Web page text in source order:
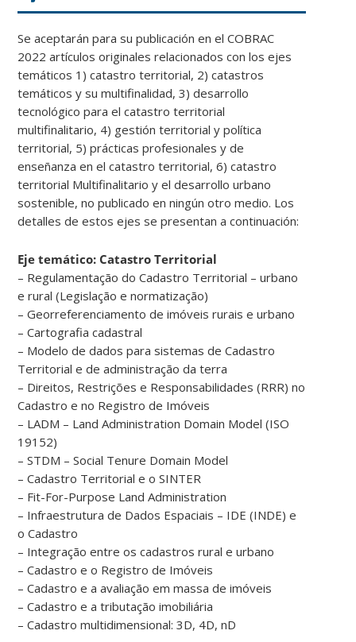
Se aceptarán para su publicación en el COBRAC
2022 artículos originales relacionados con los ejes
temáticos 1) catastro territorial, 2) catastros
temáticos y su multifinalidad, 3) desarrollo
tecnológico para el catastro territorial
multifinalitario, 4) gestión territorial y política
territorial, 5) prácticas profesionales y de
enseñanza en el catastro territorial, 6) catastro
territorial Multifinalitario y el desarrollo urbano
sostenible, no publicado en ningún otro medio. Los
detalles de estos ejes se presentan a continuación:
Eje temático: Catastro Territorial
– Regulamentação do Cadastro Territorial – urbano
e rural (Legislação e normatização)
– Georreferenciamento de imóveis rurais e urbano
– Cartografia cadastral
– Modelo de dados para sistemas de Cadastro
Territorial e de administração da terra
– Direitos, Restrições e Responsabilidades (RRR) no
Cadastro e no Registro de Imóveis
– LADM – Land Administration Domain Model (ISO
19152)
– STDM – Social Tenure Domain Model
– Cadastro Territorial e o SINTER
– Fit-For-Purpose Land Administration
– Infraestrutura de Dados Espaciais – IDE (INDE) e
o Cadastro
– Integração entre os cadastros rural e urbano
– Cadastro e o Registro de Imóveis
– Cadastro e a avaliação em massa de imóveis
– Cadastro e a tributação imobiliária
– Cadastro multidimensional: 3D, 4D, nD